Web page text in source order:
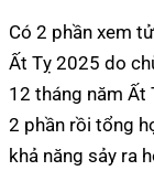
Có 2 phần xem
Ất Tỵ 2025 do
12 tháng năm Ất
2 phần rồi tổng
khả năng sảy ra